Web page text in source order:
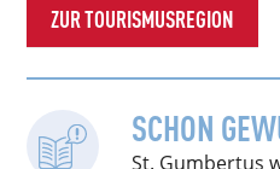
ZUR TOURISMUSREGION
SCHON
St. Gumbertus